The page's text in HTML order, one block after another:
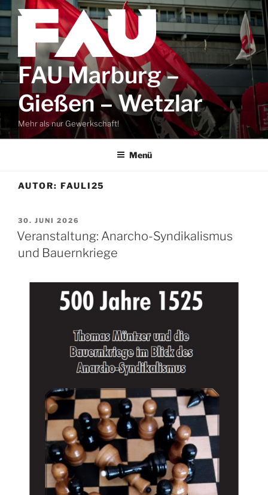
Zum
Inhalt
springen
FAU Marburg –
Gießen – Wetzlar
Mehr als nur Gewerkschaft!
Menü
AUTOR: FAULI25
VERÖFFENTLICHT
AM
30. JUNI 2026
Veranstaltung: Anarcho-Syndikalismus
und Bauernkriege